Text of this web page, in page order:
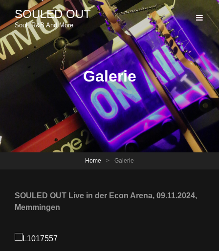
SOULED OUT
Soul, R&B And More
Galerie
Home > Galerie
SOULED OUT Live in der Econ Arena, 09.11.2024,
Memmingen